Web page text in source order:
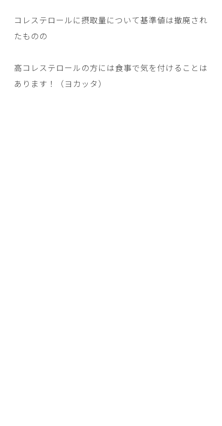
コレステロールに摂取量について基準値は撤廃され
たものの
高コレステロールの方には食事で気を付けることは
あります！（ヨカッタ）